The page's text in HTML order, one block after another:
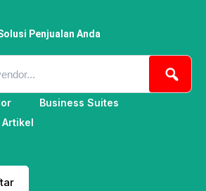
Penjualan Anda
Business Suites
Artikel